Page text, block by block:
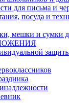
для письма и
посуда и
мешки и сумки